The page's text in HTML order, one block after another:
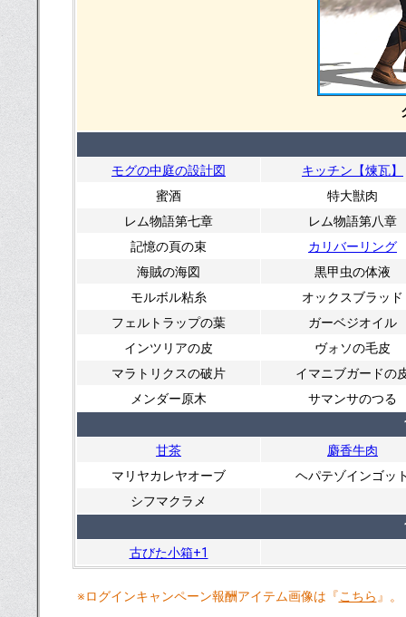
モグの中庭の設計図
キッチン【煉瓦】
蜜酒
特大獣肉
レム物語第七章
レム物語第八章
記憶の頁の束
カリバーリング
海賊の海図
黒甲虫の体液
モルボル粘糸
オックスブラッド
フェルトラップの葉
ガーベジオイル
インツリアの皮
ヴォソの毛皮
マラトリクスの破片
イマニブガードの
メンダー原木
サマンサのつる
甘茶
麝香牛肉
マリヤカレヤオーブ
ヘパテゾインゴッ
シフマクラメ
古びた小箱+1
※ログインキャンペーン報酬アイテム画像は『こちら 』。